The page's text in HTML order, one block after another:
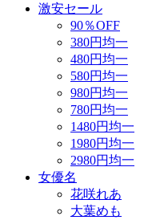
激安セール
90％OFF
380円均一
480円均一
580円均一
980円均一
780円均一
1480円均一
1980円均一
2980円均一
女優名
花咲れあ
大葉めも